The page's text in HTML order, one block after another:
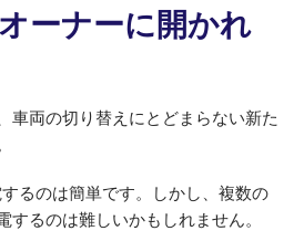
ーナーに開かれ
車両の切り替えにとどまらない新た
るのは簡単です。しかし、複数の
するのは難しいかもしれません。